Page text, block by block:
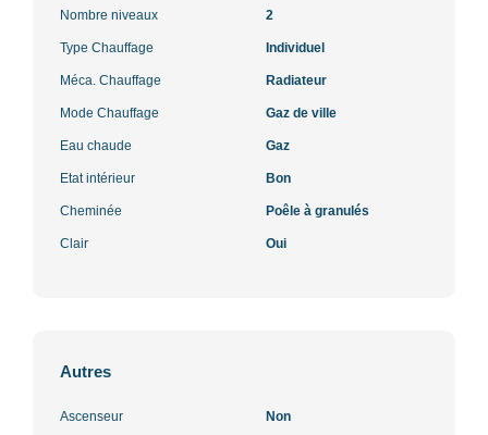
Nombre niveaux 2
Type Chauffage Individuel
Méca. Chauffage Radiateur
Mode Chauffage Gaz de ville
Eau chaude Gaz
Etat intérieur Bon
Cheminée Poêle à granulés
Clair Oui
Autres
Ascenseur Non